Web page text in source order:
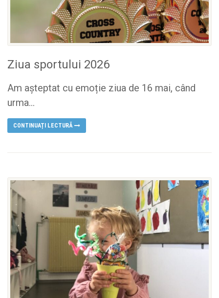
Ziua sportului 2026
Am așteptat cu emoție ziua de 16 mai, când
urma...
CONTINUAȚI LECTURĂ